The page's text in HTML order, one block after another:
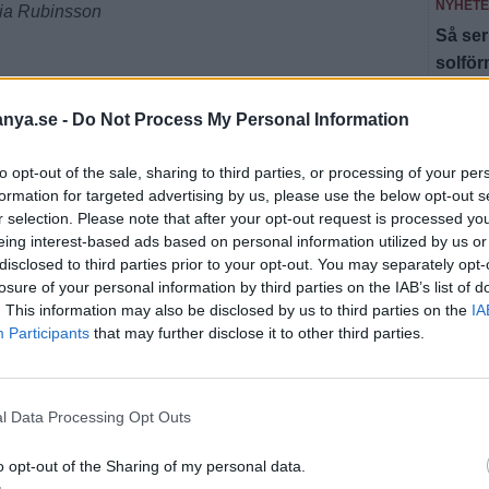
- Do Not Process My Personal Information
opt-out of the sale, sharing to third parties, or processing of your
for targeted advertising by us, please use the below opt-out
selection. Please note that after your opt-out request is processed
interest-based ads based on personal information utilized by us
to third parties prior to your opt-out. You may separately
of your personal information by third parties on the IAB’s list of
This information may also be disclosed by us to third parties on the
Participants that may further disclose it to other third parties.
Data Processing Opt Outs
opt-out of the Sharing of my personal data.
Rubinsson
att något inte var som det skulle. Hon andades inte
familjen bo på Karolinska sjukhuset. Flera gånger
trakeostomi, en öppning i halsens framsida för att
hon en knapp som sondmatas genom.
överläkare. De har kollat internationellt men
pass unik. Hon har ingen orsaksdiagnos, man hittar
har jättesvårt att skydda sina luftvägar från saliv. När
när vi låg inne på intensiven var det för att hon höll
Så
Här
Fler